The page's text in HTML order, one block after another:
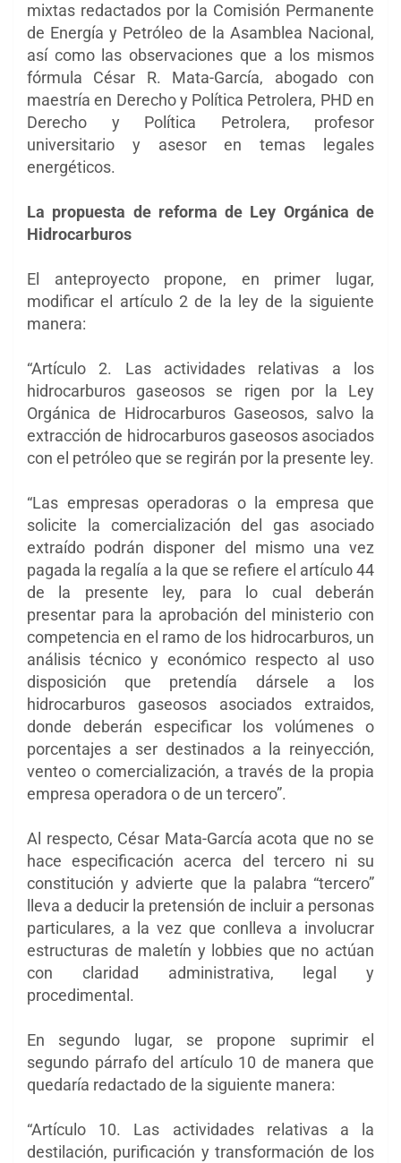
mixtas redactados por la Comisión Permanente
de Energía y Petróleo de la Asamblea Nacional,
así como las observaciones que a los mismos
fórmula César R. Mata-García, abogado con
maestría en Derecho y Política Petrolera, PHD en
Derecho y Política Petrolera, profesor
universitario y asesor en temas legales
energéticos.
La propuesta de reforma de Ley Orgánica de
Hidrocarburos
El anteproyecto propone, en primer lugar,
modificar el artículo 2 de la ley de la siguiente
manera:
“Artículo 2. Las actividades relativas a los
hidrocarburos gaseosos se rigen por la Ley
Orgánica de Hidrocarburos Gaseosos, salvo la
extracción de hidrocarburos gaseosos asociados
con el petróleo que se regirán por la presente ley.
“Las empresas operadoras o la empresa que
solicite la comercialización del gas asociado
extraído podrán disponer del mismo una vez
pagada la regalía a la que se refiere el artículo 44
de la presente ley, para lo cual deberán
presentar para la aprobación del ministerio con
competencia en el ramo de los hidrocarburos, un
análisis técnico y económico respecto al uso
disposición que pretendía dársele a los
hidrocarburos gaseosos asociados extraidos,
donde deberán especificar los volúmenes o
porcentajes a ser destinados a la reinyección,
venteo o comercialización, a través de la propia
empresa operadora o de un tercero”.
Al respecto, César Mata-García acota que no se
hace especificación acerca del tercero ni su
constitución y advierte que la palabra “tercero”
lleva a deducir la pretensión de incluir a personas
particulares, a la vez que conlleva a involucrar
estructuras de maletín y lobbies que no actúan
con claridad administrativa, legal y
procedimental.
En segundo lugar, se propone suprimir el
segundo párrafo del artículo 10 de manera que
quedaría redactado de la siguiente manera:
“Artículo 10. Las actividades relativas a la
destilación, purificación y transformación de los